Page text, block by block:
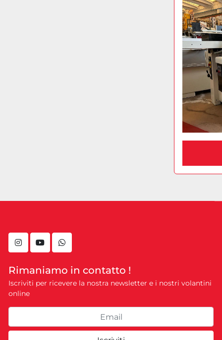
instagramyoutubewhatsapp
Rimaniamo in contatto !
Iscriviti per ricevere la nostra newsletter e i nostri volantini
online